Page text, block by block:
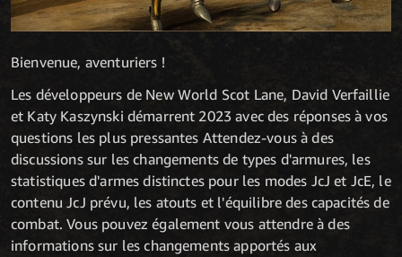
Bienvenue, aventuriers !
Les développeurs de New World Scot Lane, David Verfaillie
et Katy Kaszynski démarrent 2023 avec des réponses à vos
questions les plus pressantes Attendez-vous à des
discussions sur les changements de types d'armures, les
statistiques d'armes distinctes pour les modes JcJ et JcE, le
contenu JcJ prévu, les atouts et l'équilibre des capacités de
combat. Vous pouvez également vous attendre à des
informations sur les changements apportés aux